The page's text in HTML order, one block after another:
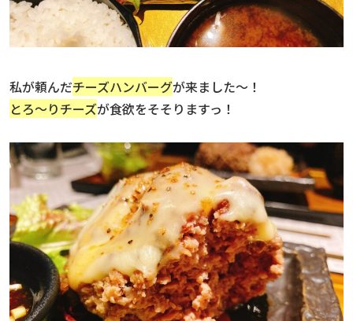
私が頼んだチーズハンバーグが来ました〜！
とろ〜りチーズが食欲をそそりますっ！